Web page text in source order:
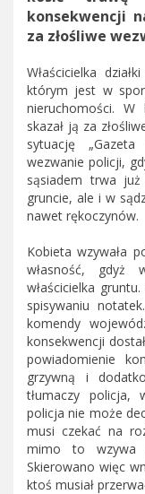
konsekwencji
za złośliwe
Właścicielka
którym jest w
nieruchomości.
skazał ją za
sytuację
wezwanie policji,
sąsiadem trwa
gruncie, ale i w
nawet rękoczynów.
Kobieta wzywała
własność, gdyż
właścicielka
spisywaniu
komendy
konsekwencji
powiadomienie
grzywną i
tłumaczy policja,
policja nie może
musi czekać na
mimo to wzywa
Skierowano więc
ktoś musiał